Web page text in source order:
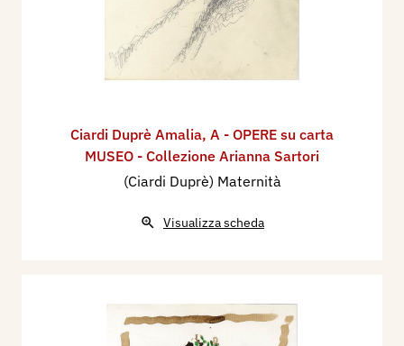
Ciardi Duprè Amalia, A - OPERE su carta
MUSEO - Collezione Arianna Sartori
(Ciardi Duprè) Maternità
Visualizza scheda